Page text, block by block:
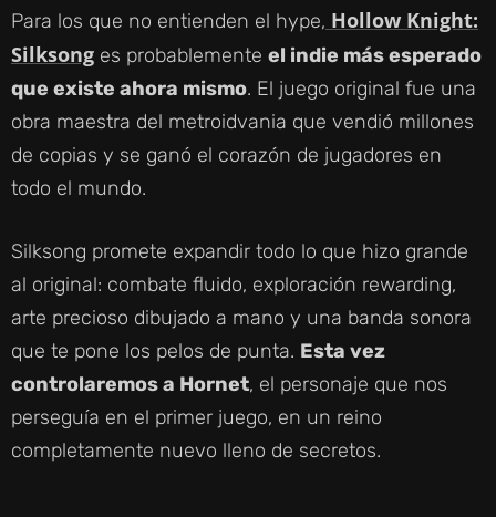
Para los que no entienden el hype, Hollow Knight:
Silksong es probablemente el indie más esperado
que existe ahora mismo. El juego original fue una
obra maestra del metroidvania que vendió millones
de copias y se ganó el corazón de jugadores en
todo el mundo.
Silksong promete expandir todo lo que hizo grande
al original: combate fluido, exploración rewarding,
arte precioso dibujado a mano y una banda sonora
que te pone los pelos de punta. Esta vez
controlaremos a Hornet, el personaje que nos
perseguía en el primer juego, en un reino
completamente nuevo lleno de secretos.